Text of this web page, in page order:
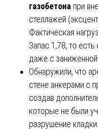
газобетона при
стеллажей
Фактическая
Запас 1,78, то
даже с
Обнаружили, что
стене анкерами с
создав
которые не были
разрушение кладки.